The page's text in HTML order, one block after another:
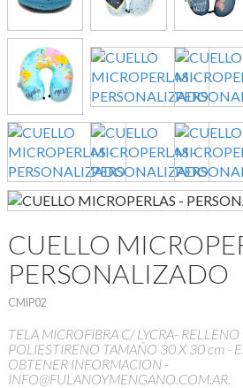
CUELLO
PERSONALIZADO
CMIP02
TELA MICROFIBRA C/ LYCRA-
POLIESTIRENO TAMAÑO 30 X 30 cm -
OBTENER INFORMACION -
INFO@FULANOYMENGANO.COM.AR.